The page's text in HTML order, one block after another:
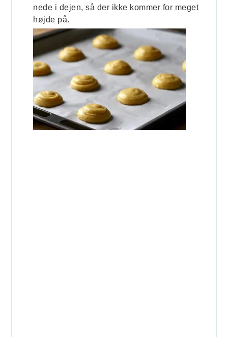
nede i dejen, så der ikke kommer for meget
højde på.